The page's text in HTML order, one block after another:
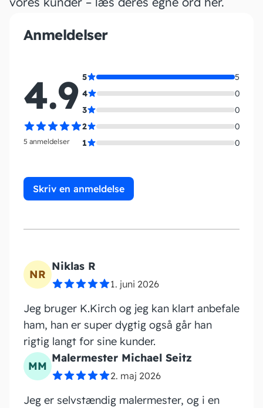
Anmeldelser
4.9
5 anmeldelser
5
5
4
0
3
0
2
0
1
0
Skriv en anmeldelse
NR
Niklas R
1. juni 2026
Jeg bruger K.Kirch og jeg kan klart anbefale
ham, han er super dygtig også går han
rigtig langt for sine kunder.
MM
Malermester Michael Seitz
2. maj 2026
Jeg er selvstændig malermester, og i en